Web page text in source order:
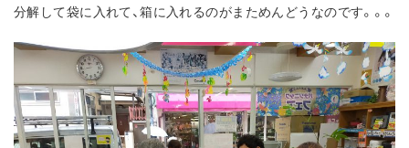
分解して袋に入れて、箱に入れるのがまためんどうなのです。。。